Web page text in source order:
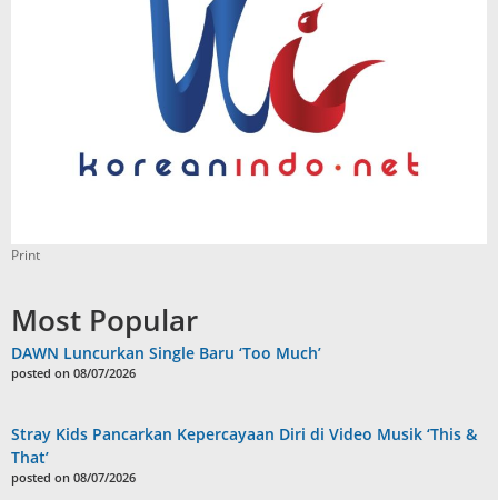
Print
Most Popular
DAWN Luncurkan Single Baru ‘Too Much’
posted on 08/07/2026
Stray Kids Pancarkan Kepercayaan Diri di Video Musik ‘This &
That’
posted on 08/07/2026